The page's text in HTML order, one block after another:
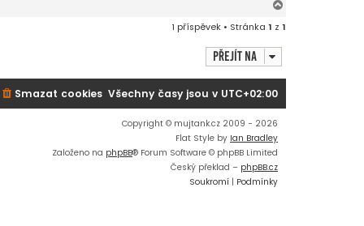
u
1 příspěvek • Stránka 1 z 1
Přejít na
Všechny časy jsou v UTC+02:00
Smazat cookies
Copyright © mujtank.cz 2009 - 2026
Flat Style by Ian Bradley
Založeno na phpBB® Forum Software © phpBB Limited
Český překlad – phpBB.cz
Soukromí | Podmínky